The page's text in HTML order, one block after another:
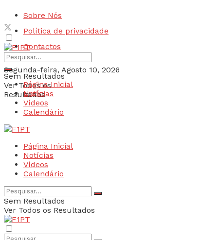
Sobre Nós
Política de privacidade
Contactos
Segunda-feira, Agosto 10, 2026
Login
Sem Resultados
Ver Todos os
Resultados
Página Inicial
Notícias
Vídeos
Calendário
Página Inicial
Notícias
Vídeos
Calendário
Sem Resultados
Ver Todos os Resultados